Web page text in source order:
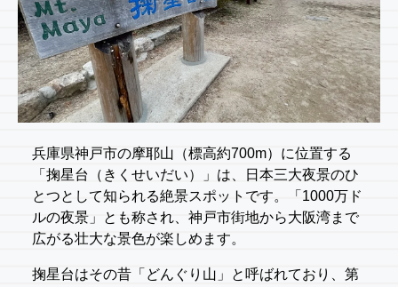
兵庫県神戸市の摩耶山（標高約700m）に位置する
「掬星台（きくせいだい）」は、日本三大夜景のひ
とつとして知られる絶景スポットです。「1000万ド
ルの夜景」とも称され、神戸市街地から大阪湾まで
広がる壮大な景色が楽しめます。
掬星台はその昔「どんぐり山」と呼ばれており、第